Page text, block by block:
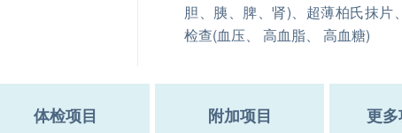
胆、胰、脾、肾)、超薄柏氏抹片
检查(血压、 高血脂、 高血糖)
体检项目 附加项目 更